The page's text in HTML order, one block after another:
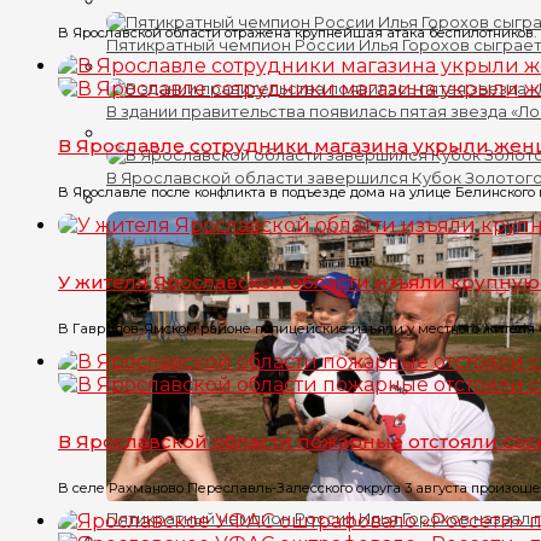
Пятикратный чемпион России Илья Горохов
В здании правительства появилась пятая звезда
В Ярославской области завершился Кубок
Пятикратный чемпион России Илья Горохов
В Ярославской области отражена крупнейшая атака
В Ярославле сотрудники магазина укрыли
В Ярославле после конфликта в подъезде дома на улице Белинского
У жителя Ярославской области изъяли
В Гаврилов-Ямском районе полицейские изъяли у местного жителя
В Ярославской области пожарные отстояли
В селе Рахманово Переславль-Залесского округа 3 августа